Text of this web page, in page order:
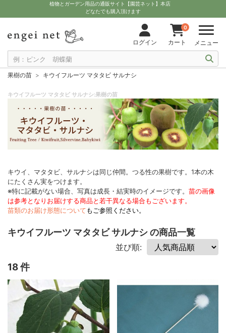
植物とガーデン用品の通販サイト【園芸ネット】本店
どなたでも購入頂けます
ログイン
0
カート メニュー
果樹の苗 キウイフルーツ マタタビ サルナシ
キウイフルーツ マタタビ サルナシ:果樹の苗
キウイ、マタタビ、サルナシは同じ仲間。つる性の果樹です。1本の木
にたくさん実をつけます。
※特に記載がない場合、写真は成長・結実時のイメージです。 苗の画像
は参考となりお届けする商品と若干異なる場合もございます。
苗類のお届け形態についてもご参照ください。
キウイフルーツ マタタビ サルナシ の商品一覧
並び順:
18 件